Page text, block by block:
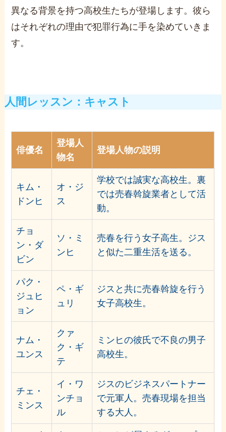
異なる背景を持つ高校生たちが登場します。彼ら
はそれぞれの理由で犯罪行為に手を染めていきま
す​。
人間レッスン：キャスト
俳優名
登場人
物名
登場人物の説明
キム・
ドンヒ
オ・ジ
ス
学校では誠実な高校生。裏
では売春斡旋業者として活
動。
チョ
ン・ダ
ビン
ソ・ミ
ンヒ
売春を行う女子高生。ジス
と似た二重生活を送る。
パク・
ジュヒ
ョン
ペ・ギ
ュリ
ジスと共に売春斡旋を行う
女子高校生。
ナム・
ユンス
クァ
ク・ギ
テ
ミンヒの彼氏で不良の男子
高校生。
チェ・
ミンス
イ・ワ
ンチョ
ル
ジスのビジネスパートナー
で元軍人。売春現場を担当
する大人。